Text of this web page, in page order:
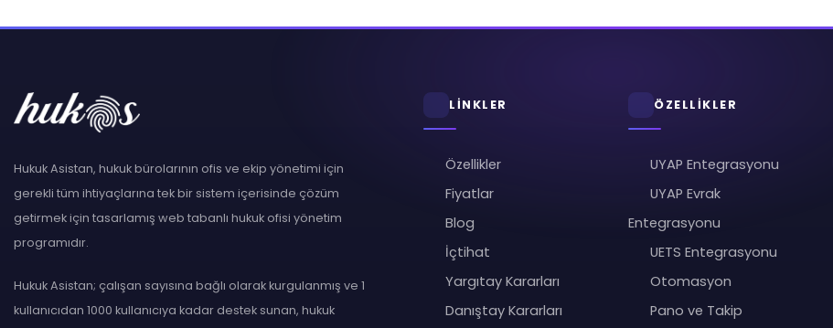
Hukuk Asistan, hukuk bürolarının ofis ve ekip yönetimi için
gerekli tüm ihtiyaçlarına tek bir sistem içerisinde çözüm
getirmek için tasarlamış web tabanlı hukuk ofisi yönetim
programıdır.
Hukuk Asistan; çalışan sayısına bağlı olarak kurgulanmış ve 1
kullanıcıdan 1000 kullanıcıya kadar destek sunan, hukuk
LİNKLER
Özellikler
Fiyatlar
Blog
İçtihat
Yargıtay Kararları
Danıştay Kararları
ÖZELLİKLER
UYAP Entegrasyonu
UYAP Evrak
Entegrasyonu
UETS Entegrasyonu
Otomasyon
Pano ve Takip